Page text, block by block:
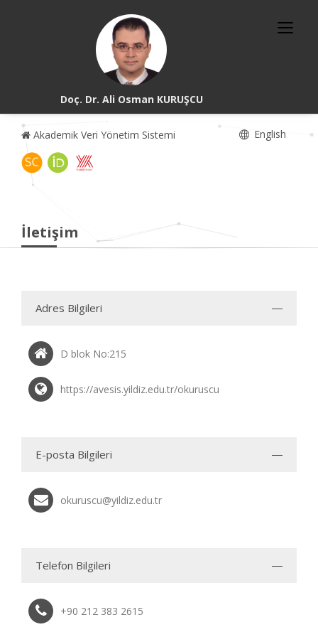
Doç. Dr. Ali Osman KURUŞCU
Akademik Veri Yönetim Sistemi English
İletişim
Adres Bilgileri
D blok No:215
https://avesis.yildiz.edu.tr/okuruscu
E-posta Bilgileri
okuruscu@yildiz.edu.tr
Telefon Bilgileri
+90 212 383 2615